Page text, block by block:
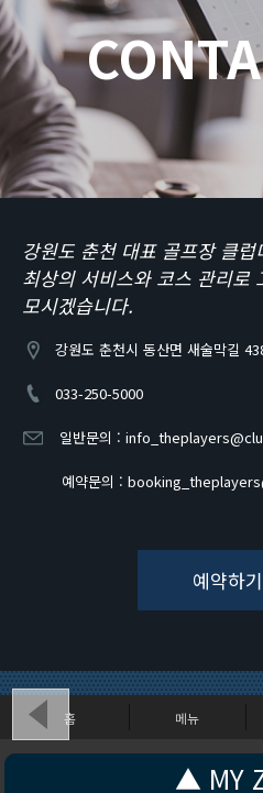
강원도 춘천 대표 골프장 클
최상의 서비스와 코스 관리로
모시겠습니다.
강원도 춘천시 동산면 새술막길
033-250-5000
일반문의 :
예약문의 :
예약
▲ MY
홈 메뉴
강원도 춘천시 동산면 새술막길 438
Copyright (c) CLUBD - THEPLAYERS. All